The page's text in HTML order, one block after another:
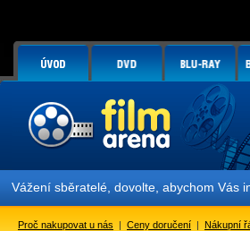
Vážení sběratelé, dovolte, abychom Vás
Proč nakupovat u nás | Ceny doručení | Nákupní